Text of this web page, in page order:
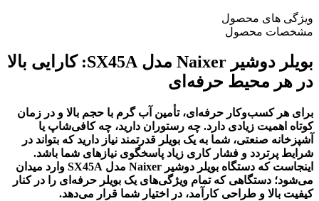
ویژگی های محصول
مشخصات محصول
بویلر دوشیر Naixer مدل SX45A: کارایی بالا
در هر محیط حرفه‌ای
برای هر کسب‌وکار حرفه‌ای، تأمین آب گرم با حجم بالا و در زمان
کوتاه اهمیت زیادی دارد. چه رستوران دارید، چه کافی‌شاپ یا
آشپزخانه صنعتی، شما به یک بویلر قدرتمند نیاز دارید که بتواند در
شرایط پرتردد و فشار کاری زیاد پاسخگوی نیازهای شما باشد.
اینجاست که دستگاه بویلر دوشیر Naixer مدل SX45A وارد میدان
می‌شود؛ دستگاهی که تمام ویژگی‌های یک بویلر حرفه‌ای را در کنار
کیفیت بالا و طراحی کارآمد، در اختیار شما قرار می‌دهد.